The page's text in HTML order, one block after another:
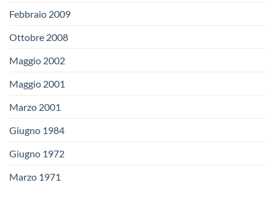
Febbraio 2009
Ottobre 2008
Maggio 2002
Maggio 2001
Marzo 2001
Giugno 1984
Giugno 1972
Marzo 1971